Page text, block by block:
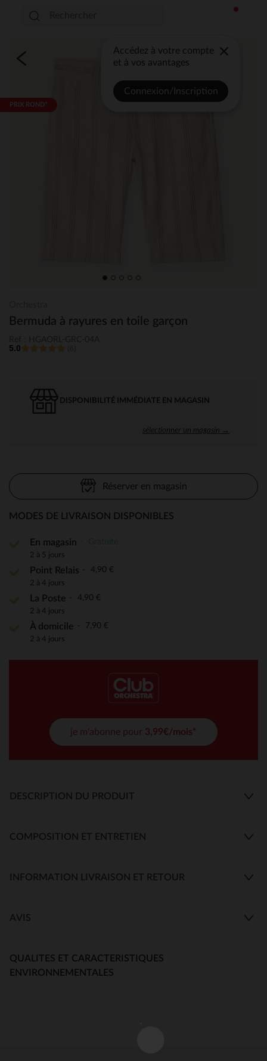
Accédez à votre compte
et à vos avantages
Connexion/Inscription
PRIX ROND*
Bermuda à rayures en toile garçon
5.0
DISPONIBILITÉ IMMÉDIATE EN MAGASIN
sélectionner un magasin →
Réserver en magasin
MODES DE LIVRAISON DISPONIBLES
En magasin
2 à 5 jours
Point Relais 4,90 €
2 à 4 jours
La Poste 4,90 €
2 à 4 jours
À domicile 7,90 €
2 à 4 jours
je m'abonne pour 3,99€/mois*
DESCRIPTION DU PRODUIT
COMPOSITION ET ENTRETIEN
INFORMATION LIVRAISON ET RETOUR
AVIS
QUALITES ET CARACTERISTIQUES
ENVIRONNEMENTALES